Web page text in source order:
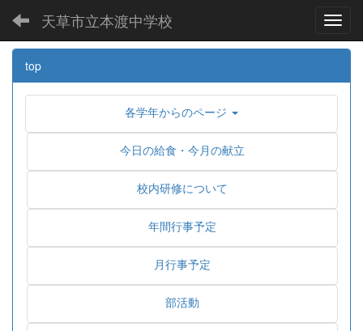
天草市立本渡中学校
top
各学年からのページ
今日の給食・今月の献立
校内研修について
年間行事予定
月行事予定
部活動